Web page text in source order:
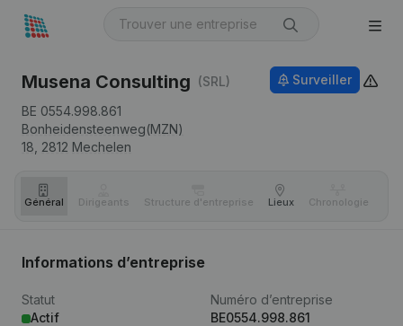
Musena Consulting (SRL)
BE 0554.998.861
Bonheidensteenweg(MZN)
18, 2812 Mechelen
Surveiller
Général Dirigeants Structure d'entreprise Lieux Chronologie
Informations d’entreprise
Statut
Actif
Numéro d’entreprise
BE0554.998.861